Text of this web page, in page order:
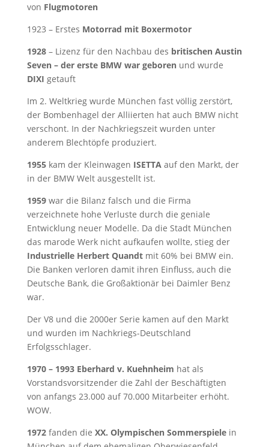
von Flugmotoren
1923 – Erstes Motorrad mit Boxermotor
1928– Lizenz für den Nachbau des britischen Austin
Seven – der erste BMW war geborenund wurde
DIXI getauft
Im 2. Weltkrieg wurde München fast völlig zerstört,
der Bombenhagel der Alliierten hat auch BMW nicht
verschont. In der Nachkriegszeit wurden unter
anderem Blechtöpfe produziert.
1955kam der Kleinwagen ISETTA auf den Markt, der
in der BMW Welt ausgestellt ist.
1959war die Bilanz falsch und die Firma
verzeichnete hohe Verluste durch die geniale
Entwicklung neuer Modelle. Da die Stadt München
das marode Werk nicht aufkaufen wollte, stieg der
Industrielle Herbert Quandtmit 60% bei BMW ein.
Die Banken verloren damit ihren Einfluss, auch die
Deutsche Bank, die Großaktionär bei Daimler Benz
war.
Der V8 und die 2000er Serie kamen auf den Markt
und wurden im Nachkriegs-Deutschland
Erfolgsschlager.
1970 – 1993 Eberhard v. Kuehnheim hat als
Vorstandsvorsitzender die Zahl der Beschäftigten
von anfangs 23.000 auf 70.000 Mitarbeiter erhöht.
WOW.
1972fanden die XX. Olympischen Sommerspielein